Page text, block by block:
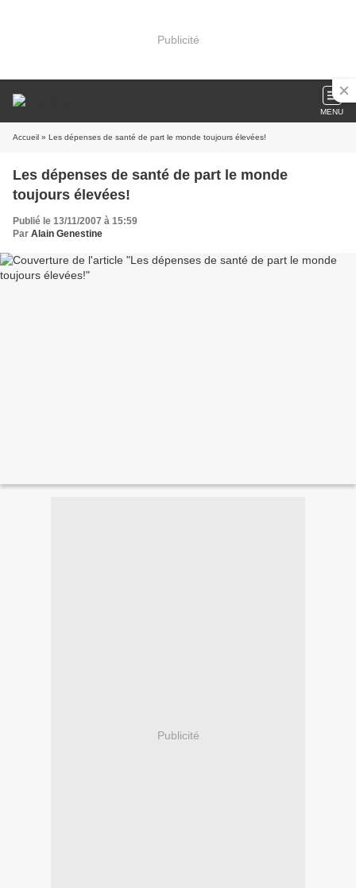
Publicité
MENU
Accueil » Les dépenses de santé de part le monde toujours élevées!
Les dépenses de santé de part le monde
toujours élevées!
Publié le 13/11/2007 à 15:59
Par Alain Genestine
Publicité